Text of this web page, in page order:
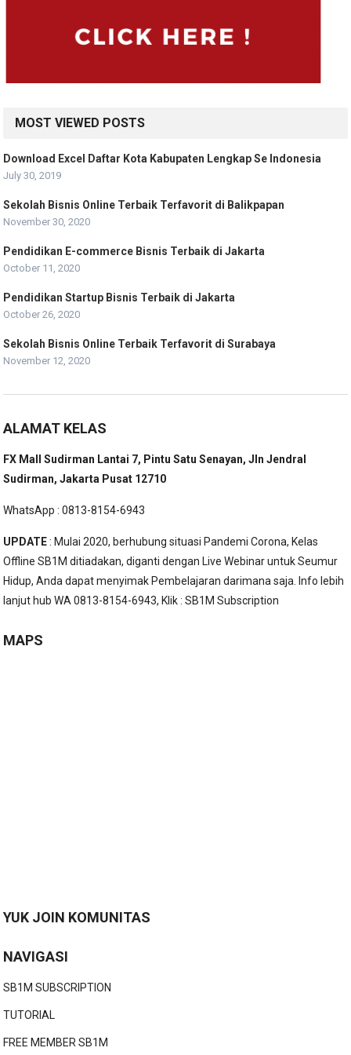
MOST VIEWED POSTS
Download Excel Daftar Kota Kabupaten Lengkap Se Indonesia
July 30, 2019
Sekolah Bisnis Online Terbaik Terfavorit di Balikpapan
November 30, 2020
Pendidikan E-commerce Bisnis Terbaik di Jakarta
October 11, 2020
Pendidikan Startup Bisnis Terbaik di Jakarta
October 26, 2020
Sekolah Bisnis Online Terbaik Terfavorit di Surabaya
November 12, 2020
ALAMAT KELAS
FX Mall Sudirman Lantai 7, Pintu Satu Senayan, Jln Jendral
Sudirman, Jakarta Pusat 12710
WhatsApp : 0813-8154-6943
UPDATE: Mulai 2020, berhubung situasi Pandemi Corona, Kelas
Offline SB1M ditiadakan, diganti dengan Live Webinar untuk Seumur
Hidup, Anda dapat menyimak Pembelajaran darimana saja. Info lebih
lanjut hub WA 0813-8154-6943, Klik :SB1M Subscription
MAPS
YUK JOIN KOMUNITAS
NAVIGASI
SB1M SUBSCRIPTION
TUTORIAL
FREE MEMBER SB1M